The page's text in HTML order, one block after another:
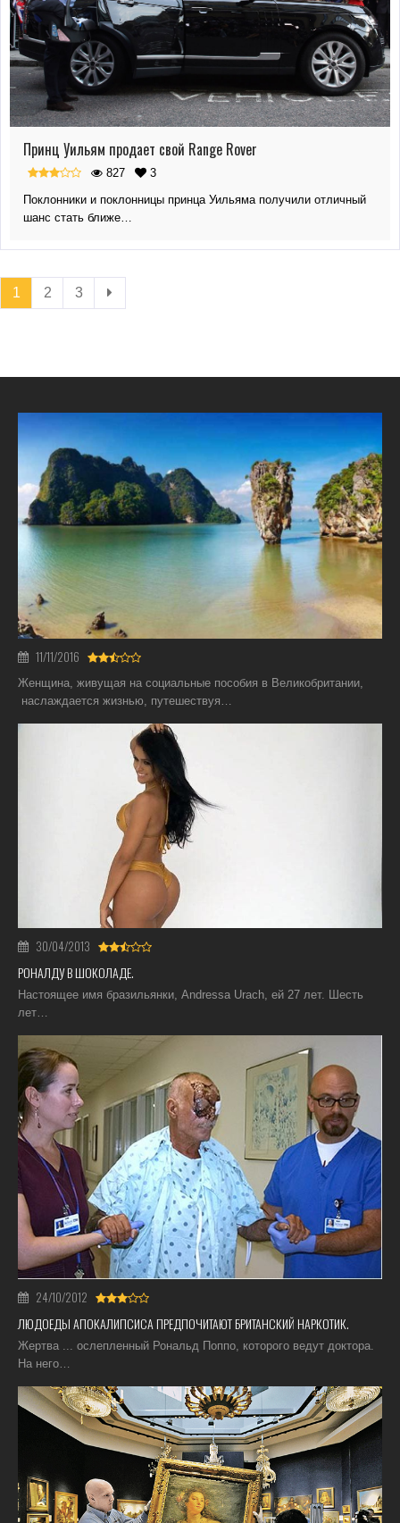
Принц Уильям продает свой Range Rover
827
3
Поклонники и поклонницы принца Уильяма получили отличный
шанс стать ближе…
1 2 3
11/11/2016
Женщина, живущая на социальные пособия в Великобритании,
наслаждается жизнью, путешествуя…
30/04/2013
РОНАЛДУ В ШОКОЛАДЕ.
Настоящее имя бразильянки, Andressa Urach, ей 27 лет. Шесть
лет…
24/10/2012
ЛЮДОЕДЫ АПОКАЛИПСИСА ПРЕДПОЧИТАЮТ БРИТАНСКИЙ НАРКОТИК.
Жертва ... ослепленный Рональд Поппо, которого ведут доктора.
На него…